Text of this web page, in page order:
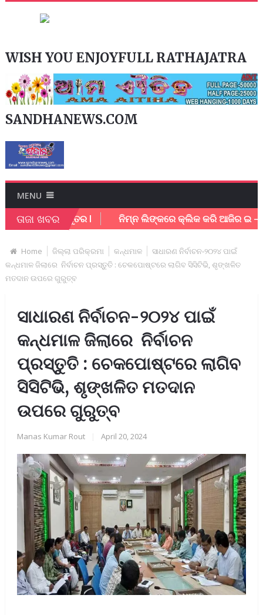
WISH YOU ENJOYFULL RATHAJATRA
SANDHANEWS.COM
MENU
ତାଜା ଖବର
ଗୁରୁତର l ନିମ୍ନ ଲିଙ୍କରେ କ୍ଲିକ କରି ଆଜିର ଇ – ପେପର
Home ଜିଲ୍ଲା ପରିକ୍ରମା କନ୍ଧମାଳ
ସାଧାରଣ ନିର୍ବାଚନ-୨୦୨୪ ପାଇଁ
କନ୍ଧମାଳ ଜିଲାରେ ନିର୍ବାଚନ ପ୍ରସ୍ତୁତି : ଚେକପୋଷ୍ଟରେ ଲାଗିବ ସିସିଟିଭି, ଶୃଙ୍ଖଳିତ
ମତଦାନ ଉପରେ ଗୁରୁତ୍ବ
ସାଧାରଣ ନିର୍ବାଚନ-୨୦୨୪ ପାଇଁ
କନ୍ଧମାଳ ଜିଲାରେ ନିର୍ବାଚନ
ପ୍ରସ୍ତୁତି : ଚେକପୋଷ୍ଟରେ ଲାଗିବ
ସିସିଟିଭି, ଶୃଙ୍ଖଳିତ ମତଦାନ
ଉପରେ ଗୁରୁତ୍ବ
Manas Kumar Rout April 20, 2024